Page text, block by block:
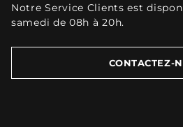
Notre Service Clients est
samedi de 08h à 20h.
CONTACTEZ-